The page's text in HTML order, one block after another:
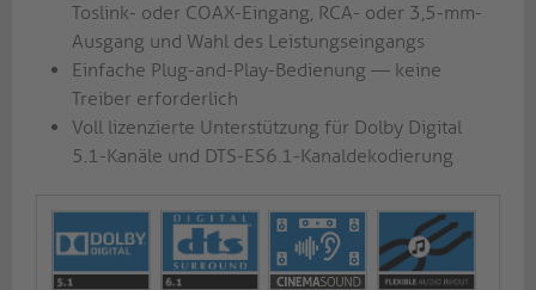
Toslink- oder COAX-Eingang, RCA- oder 3,5-mm-
Ausgang und Wahl des Leistungseingangs
Einfache Plug-and-Play-Bedienung — keine
Treiber erforderlich
Voll lizenzierte Unterstützung für Dolby Digital
5.1-Kanäle und DTS-ES6.1-Kanaldekodierung